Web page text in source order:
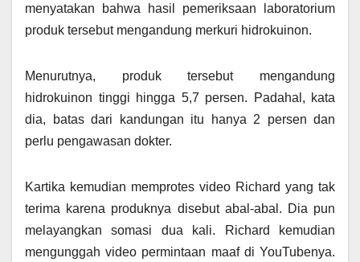
menyatakan bahwa hasil pemeriksaan laboratorium
produk tersebut mengandung merkuri hidrokuinon.
Menurutnya, produk tersebut mengandung
hidrokuinon tinggi hingga 5,7 persen. Padahal, kata
dia, batas dari kandungan itu hanya 2 persen dan
perlu pengawasan dokter.
Kartika kemudian memprotes video Richard yang tak
terima karena produknya disebut abal-abal. Dia pun
melayangkan somasi dua kali. Richard kemudian
mengunggah video permintaan maaf di YouTubenya.